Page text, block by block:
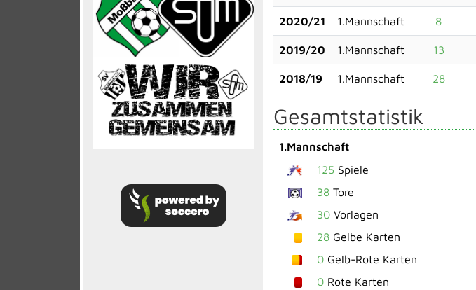
2020/21 1.Mannschaft 8
2019/20 1.Mannschaft 13
2018/19 1.Mannschaft 28
Gesamtstatistik
1.Mannschaft
125 Spiele
38 Tore
30 Vorlagen
28 Gelbe Karten
0 Gelb-Rote Karten
0 Rote Karten